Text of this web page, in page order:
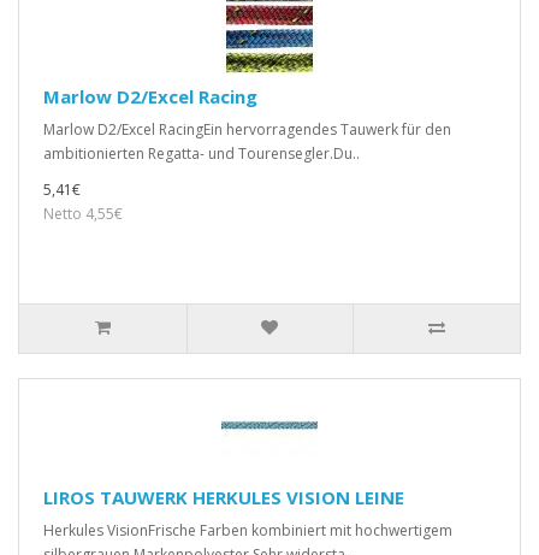
Marlow D2/Excel Racing
Marlow D2/Excel RacingEin hervorragendes Tauwerk für den
ambitionierten Regatta- und Tourensegler.Du..
5,41€
Netto 4,55€
LIROS TAUWERK HERKULES VISION LEINE
Herkules VisionFrische Farben kombiniert mit hochwertigem